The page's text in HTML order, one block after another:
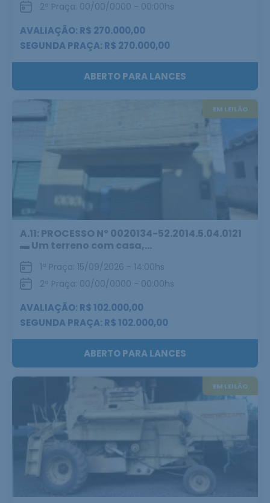
2ª Praça: 00/00/0000 - 00:00hs
AVALIAÇÃO: R$ 270.000,00
SEGUNDA PRAÇA: R$ 270.000,00
ABERTO PARA LANCES
EM LEILÃO
A.11: PROCESSO Nº 0020134-52.2014.5.04.0121
▬ Um terreno com casa,...
1ª Praça: 15/09/2026 - 14:00hs
2ª Praça: 00/00/0000 - 00:00hs
AVALIAÇÃO: R$ 102.000,00
SEGUNDA PRAÇA: R$ 102.000,00
ABERTO PARA LANCES
EM LEILÃO